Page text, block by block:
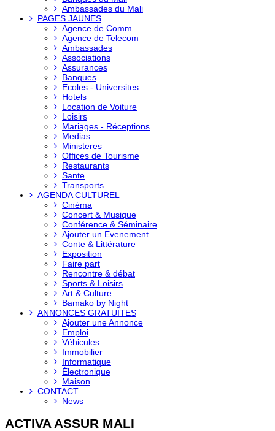
Ambassades du Mali
PAGES JAUNES
Agence de Comm
Agence de Telecom
Ambassades
Associations
Assurances
Banques
Ecoles - Universites
Hotels
Location de Voiture
Loisirs
Mariages - Réceptions
Medias
Ministeres
Offices de Tourisme
Restaurants
Sante
Transports
AGENDA CULTUREL
Cinéma
Concert & Musique
Conférence & Séminaire
Ajouter un Evenement
Conte & Littérature
Exposition
Faire part
Rencontre & débat
Sports & Loisirs
Art & Culture
Bamako by Night
ANNONCES GRATUITES
Ajouter une Annonce
Emploi
Véhicules
Immobilier
Informatique
Électronique
Maison
CONTACT
News
ACTIVA ASSUR MALI